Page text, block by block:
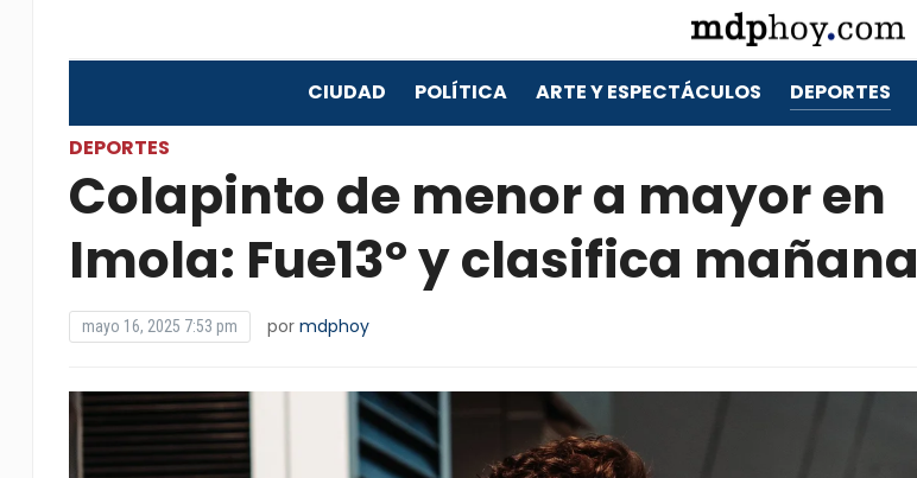
CIUDAD POLÍTICA ARTE Y ESPECTÁCULOS DEPORTES
DEPORTES
Colapinto de menor a mayor en
Imola: Fue13º y clasifica mañana
mayo 16, 2025 7:53 pm por mdphoy